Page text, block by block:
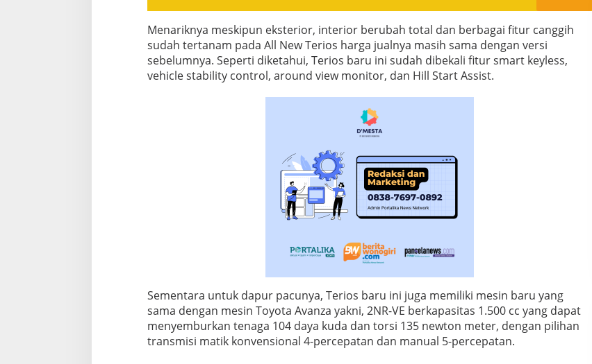
Menariknya meskipun eksterior, interior berubah total dan berbagai fitur canggih
sudah tertanam pada All New Terios harga jualnya masih sama dengan versi
sebelumnya. Seperti diketahui, Terios baru ini sudah dibekali fitur smart keyless,
vehicle stability control, around view monitor, dan Hill Start Assist.
Sementara untuk dapur pacunya, Terios baru ini juga memiliki mesin baru yang
sama dengan mesin Toyota Avanza yakni, 2NR-VE berkapasitas 1.500 cc yang dapat
menyemburkan tenaga 104 daya kuda dan torsi 135 newton meter, dengan pilihan
transmisi matik konvensional 4-percepatan dan manual 5-percepatan.